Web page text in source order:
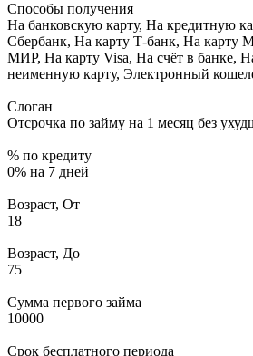
Способы получения
На банковскую карту, На кредитную
Сбербанк, На карту Т-банк, На карту
МИР, На карту Visa, На счёт в банке,
неименную карту, Электронный
Слоган
Отсрочка по займу на 1 месяц без
% по кредиту
0% на 7 дней
Возраст, От
18
Возраст, До
75
Сумма первого займа
10000
Срок бесплатного периода